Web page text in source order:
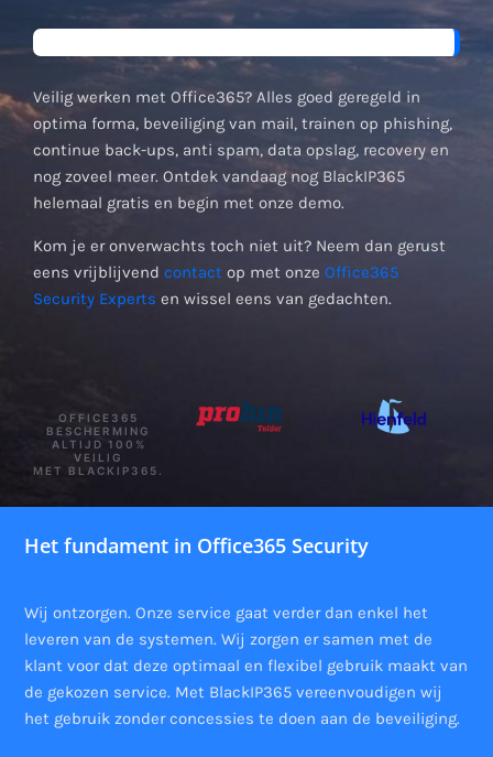
Veilig werken met Office365? Alles goed geregeld in
optima forma, beveiliging van mail, trainen op phishing,
continue back-ups, anti spam, data opslag, recovery en
nog zoveel meer. Ontdek vandaag nog BlackIP365
helemaal gratis en begin met onze demo.
Kom je er onverwachts toch niet uit? Neem dan gerust
eens vrijblijvend contact op met onze Office365
Security Experts en wissel eens van gedachten.
OFFICE365
BESCHERMING
ALTIJD 100%
VEILIG
MET BLACKIP365.
Het fundament in Office365 Security
Wij ontzorgen. Onze service gaat verder dan enkel het
leveren van de systemen. Wij zorgen er samen met de
klant voor dat deze optimaal en flexibel gebruik maakt van
de gekozen service. Met BlackIP365 vereenvoudigen wij
het gebruik zonder concessies te doen aan de beveiliging.